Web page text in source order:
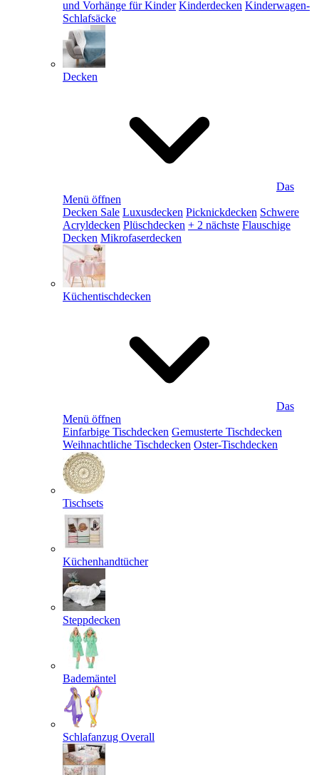
und Vorhänge für Kinder Kinderdecken Kinderwagen-
Schlafsäcke
Decken
Das
Menü öffnen
Decken Sale Luxusdecken Picknickdecken Schwere
Acryldecken Plüschdecken + 2 nächste Flauschige
Decken Mikrofaserdecken
Küchentischdecken
Das
Menü öffnen
Einfarbige Tischdecken Gemusterte Tischdecken
Weihnachtliche Tischdecken Oster-Tischdecken
Tischsets
Küchenhandtücher
Steppdecken
Bademäntel
Schlafanzug Overall